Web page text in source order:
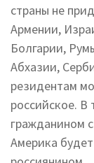
страны не
Армении,
Болгарии,
Абхазии,
резидентам
российское. В
гражданином
Америка